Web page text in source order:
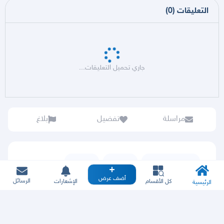
التعليقات (
0
)
جاري تحميل التعليقات...
مراسلة تفضيل بلاغ
حراج السيارات نيسان باترول
الرئيسية كل الأقسام أضف عرض الإشعارات الرسائل